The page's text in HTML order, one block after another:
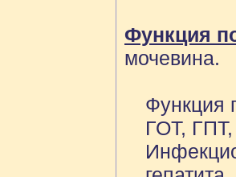
Функция
мочевина.
Функция
ГОТ,